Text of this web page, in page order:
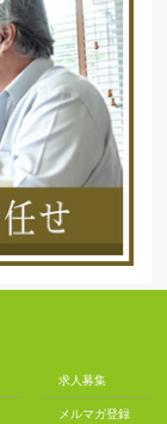
求人募集
メルマガ登録